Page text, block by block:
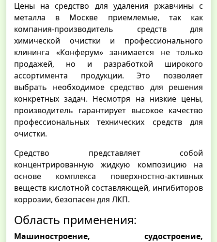
Цены на средство для удаления ржавчины с
металла в Москве приемлемые, так как
компания-производитель средств для
химической очистки и профессионального
клининга «Конферум» занимается не только
продажей, но и разработкой широкого
ассортимента продукции. Это позволяет
выбрать необходимое средство для решения
конкретных задач. Несмотря на низкие цены,
производитель гарантирует высокое качество
профессиональных технических средств для
очистки.
Средство представляет собой
концентрированную жидкую композицию на
основе комплекса поверхностно-активных
веществ кислотной составляющей, ингибиторов
коррозии, безопасен для ЛКП.
Область применения:
Машиностроение, судостроение,